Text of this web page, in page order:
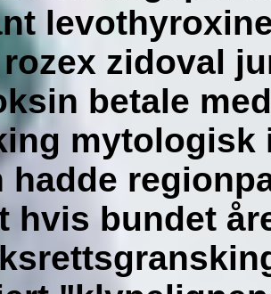
zidoval
betale
mytologisk
hadde
hvis bundet